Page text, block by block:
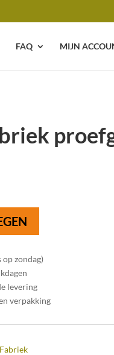
FAQ MIJN
zondag)
levering
verpakking